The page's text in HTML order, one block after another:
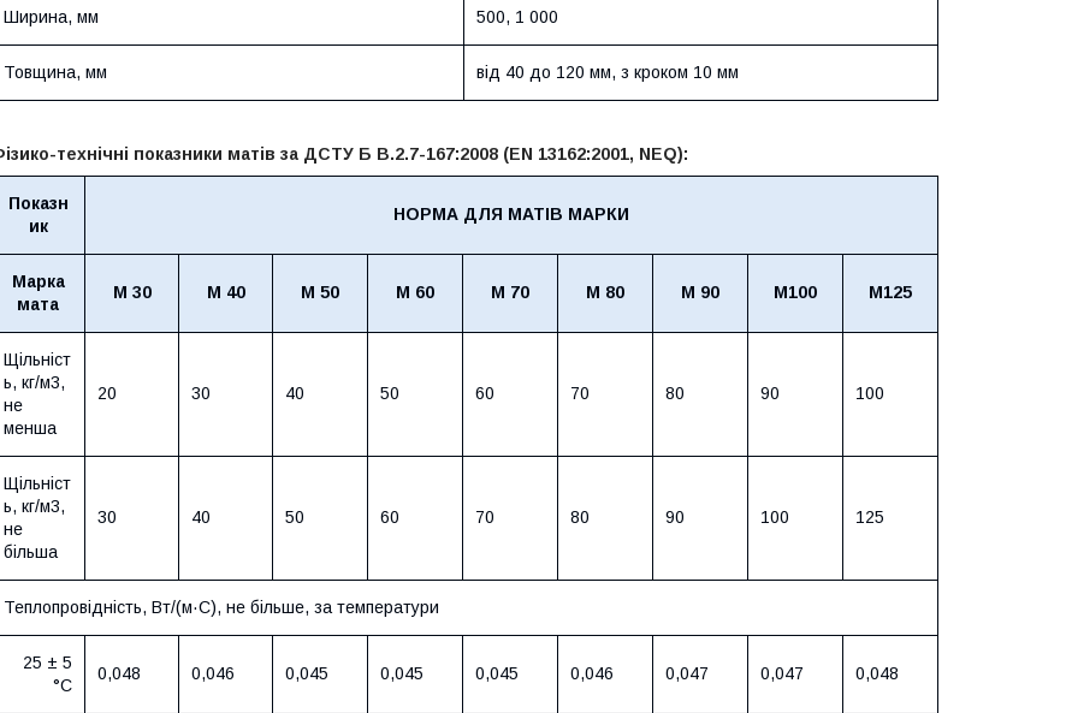
Ширина, мм 500, 1 000
Товщина, мм від 40 до 120 мм, з кроком 10 мм
технічні показники матів за ДСТУ Б В.2.7-167:2008 (EN 13162:2001, NEQ):
Показн
ик
НОРМА ДЛЯ МАТІВ МАРКИ
Марка
мата
М 30 М 40 М 50 М 60 М 70 М 80 М 90 М100 М125
Щільніст
ь, кг/м3,
не
менша
20 30 40 50 60 70 80 90 100
Щільніст
ь, кг/м3,
не
більша
30 40 50 60 70 80 90 100 125
Теплопровідність, Вт/(м·С), не більше, за температури
25 ± 5
°С
0,048 0,046 0,045 0,045 0,045 0,046 0,047 0,047 0,048